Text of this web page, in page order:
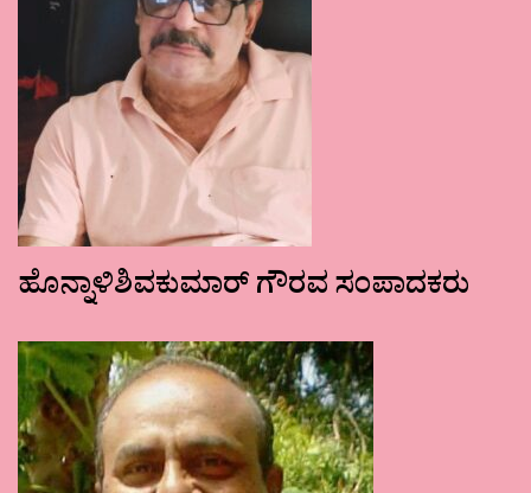
ಹೊನ್ನಾಳಿಶಿವಕುಮಾರ್ ಗೌರವ ಸಂಪಾದಕರು